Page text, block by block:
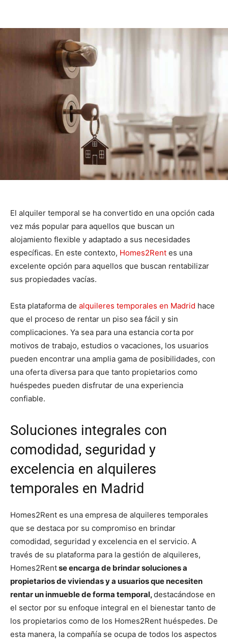
El alquiler temporal se ha convertido en una opción cada
vez más popular para aquellos que buscan un
alojamiento flexible y adaptado a sus necesidades
específicas. En este contexto, Homes2Rent es una
excelente opción para aquellos que buscan rentabilizar
sus propiedades vacías.
Esta plataforma de alquileres temporales en Madrid hace
que el proceso de rentar un piso sea fácil y sin
complicaciones. Ya sea para una estancia corta por
motivos de trabajo, estudios o vacaciones, los usuarios
pueden encontrar una amplia gama de posibilidades, con
una oferta diversa para que tanto propietarios como
huéspedes pueden disfrutar de una experiencia
confiable.
Soluciones integrales con
comodidad, seguridad y
excelencia en alquileres
temporales en Madrid
Homes2Rent es una empresa de alquileres temporales
que se destaca por su compromiso en brindar
comodidad, seguridad y excelencia en el servicio. A
través de su plataforma para la gestión de alquileres,
Homes2Rentse encarga de brindar soluciones a
propietarios de viviendas y a usuarios que necesiten
rentar un inmueble de forma temporal,destacándose en
el sector por su enfoque integral en el bienestar tanto de
los propietarios como de los Homes2Rent huéspedes. De
esta manera, la compañía se ocupa de todos los aspectos